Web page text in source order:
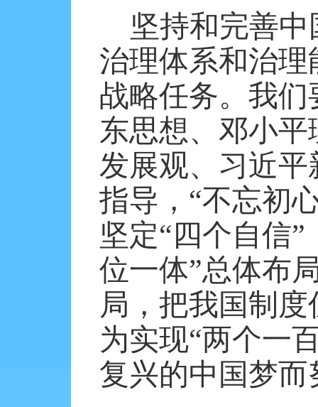
坚持和完善
治理体系和治
战略任务。我
东思想、邓小平
发展观、习近
指导，“不忘初
坚定“四个自信
位一体”总体布
局，把我国制
为实现“两个一
复兴的中国梦而